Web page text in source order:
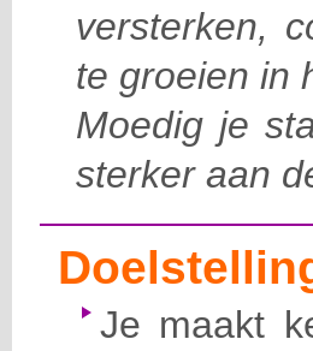
versterken,
te groeien in
Moedig je
sterker aan
Je maakt